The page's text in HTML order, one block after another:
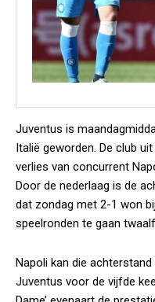
Juventus is
Italië geworden. De club
verlies van concurrent
Door de nederlaag is de
dat zondag met 2-1 won
speelronden te gaan
Napoli kan die
Juventus voor de vijfde